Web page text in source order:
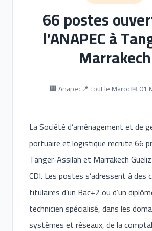
66 postes
l’ANAPEC à
Marrakech
🏢 Anapec📍 Tout le Maroc📅 01
La Société d’aménagement et de
portuaire et logistique recrute 66
Tanger-Assilah et Marrakech
CDI. Les postes s’adressent à des
titulaires d’un Bac+2 ou d’un
technicien spécialisé, dans les
systèmes et réseaux, de la